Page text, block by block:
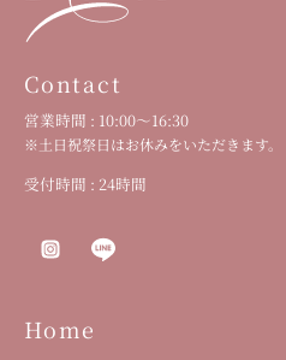
Contact
営業時間 : 10:00〜16:30
※土日祝祭日はお休みをいただきます。
受付時間 : 24時間
Home